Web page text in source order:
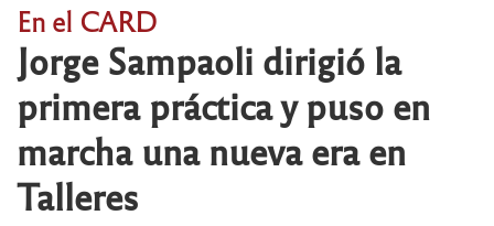
En el CARD
Jorge Sampaoli dirigió la
primera práctica y puso en
marcha una nueva era en
Talleres